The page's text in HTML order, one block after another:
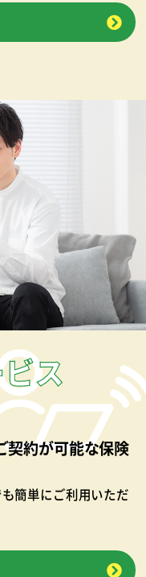
ス
契約が可能な保険
簡単にご利用いただ